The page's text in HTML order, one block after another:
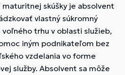
maturitnej skúšky je absolvent
vlastný súkromný
trhu v oblasti služieb,
iným podnikateľom bez
vzdelania vo forme
služby. Absolvent sa môže